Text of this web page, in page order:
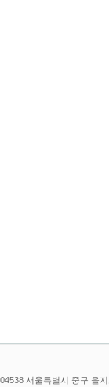
04538 서울특별시 중구 을